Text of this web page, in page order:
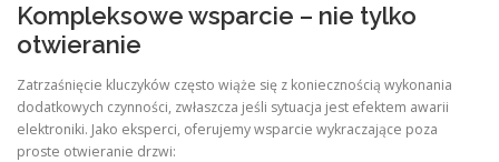
Kompleksowe wsparcie – nie tylko
otwieranie
Zatrzaśnięcie kluczyków często wiąże się z koniecznością wykonania
dodatkowych czynności, zwłaszcza jeśli sytuacja jest efektem awarii
elektroniki. Jako eksperci, oferujemy wsparcie wykraczające poza
proste otwieranie drzwi: